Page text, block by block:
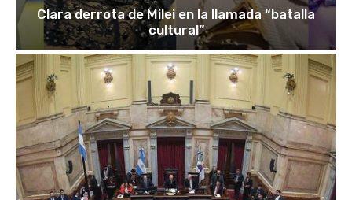
Clara derrota de Milei en la llamada “batalla
cultural”